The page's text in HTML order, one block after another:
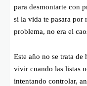
para desmontarte con
si la vida te pasara por
problema, no era el
Este año no se trata de
vivir cuando las listas
intentando controlar,